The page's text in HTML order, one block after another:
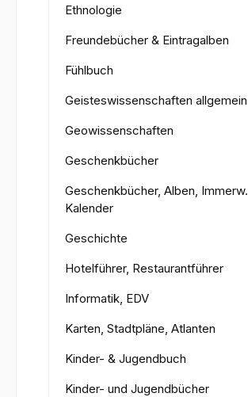
Ethnologie
Freundebücher & Eintragalben
Fühlbuch
Geisteswissenschaften allgemein
Geowissenschaften
Geschenkbücher
Geschenkbücher, Alben, Immerw.
Kalender
Geschichte
Hotelführer, Restaurantführer
Informatik, EDV
Karten, Stadtpläne, Atlanten
Kinder- & Jugendbuch
Kinder- und Jugendbücher